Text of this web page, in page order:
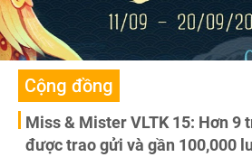
Cộng đồng
Miss & Mister VLTK 15: Hơn 9
được trao gửi và gần 100,000